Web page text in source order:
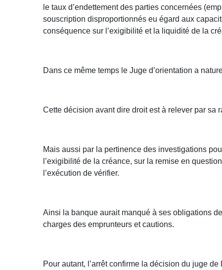
le taux d’endettement des parties concernées
souscription disproportionnés eu égard aux
conséquence sur l’exigibilité et la liquidité de la
Dans ce même temps le Juge d’orientation a
Cette décision avant dire droit est à relever par sa
Mais aussi par la pertinence des investigations
l’exigibilité de la créance, sur la remise en
l’exécution de vérifier.
Ainsi la banque aurait manqué à ses obligations
charges des emprunteurs et cautions.
Pour autant, l’arrêt confirme la décision du juge de